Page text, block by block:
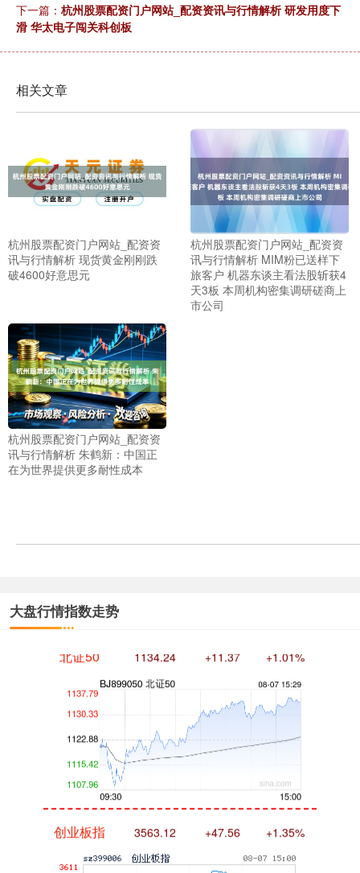
下一篇： 杭州股票配资门户网站_配资资讯与行情解析 研发用度下
滑 华太电子闯关科创板
相关文章
杭州股票配资门户网站_配资资
讯与行情解析 现货黄金刚刚跌
破4600好意思元
杭州股票配资门户网站_配资资
讯与行情解析 MIM粉已送样下
旅客户 机器东谈主看法股斩获4
天3板 本周机构密集调研磋商上
市公司
杭州股票配资门户网站_配资资
讯与行情解析 朱鹤新：中国正
在为世界提供更多耐性成本
大盘行情指数走势
上证综指 3940.04 +39.68 +1.02%
深证成指 +200.89 +1.42%
沪深300 4694.44
创业板指 3563.12 +47.56 +1.35%